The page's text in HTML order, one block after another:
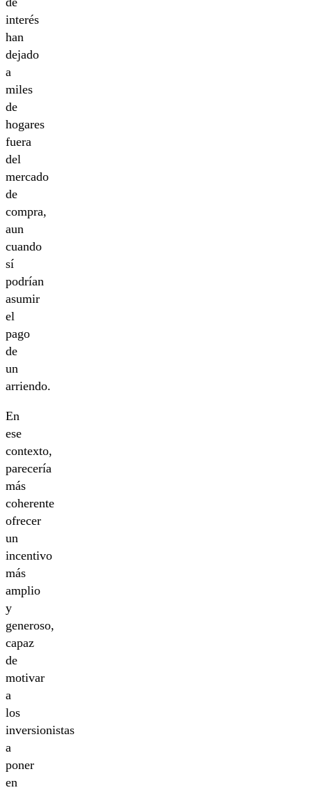
interés
han
dejado
a
miles
de
hogares
fuera
del
mercado
de
compra,
aun
cuando
sí
podrían
asumir
el
pago
de
un
arriendo.
En
ese
contexto,
parecería
más
coherente
ofrecer
un
incentivo
más
amplio
y
generoso,
capaz
de
motivar
a
los
inversionistas
a
poner
en